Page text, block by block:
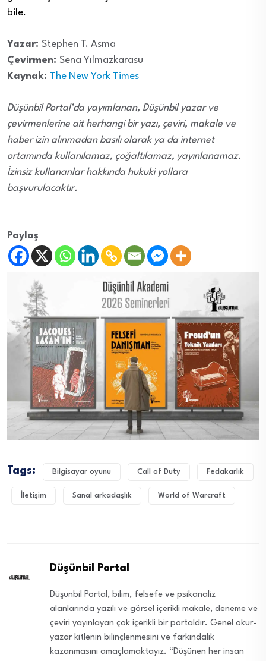
bile.
Yazar: Stephen T. Asma
Çevirmen: Sena Yılmazkarasu
Kaynak: The New York Times
Düşünbil Portal’da yayımlanan, Düşünbil yazar ve
çevirmenlerine ait herhangi bir yazı, çeviri, makale ve
haber izin alınmadan basılı olarak ya da internet
ortamında kullanılamaz, çoğaltılamaz, yayınlanamaz.
İzinsiz kullananlar hakkında hukuki yollara
başvurulacaktır.
Paylaş
Tags: Bilgisayar oyunu Call of Duty Fedakarlık
İletişim Sanal arkadaşlık World of Warcraft
Düşünbil Portal
Düşünbil Portal, bilim, felsefe ve psikanaliz
alanlarında yazılı ve görsel içerikli makale, deneme ve
çeviri yayınlayan çok içerikli bir portaldır. Genel okur-
yazar kitlenin bilinçlenmesini ve farkındalık
kazanmasını amaçlamaktayız. “Düşünen her insan